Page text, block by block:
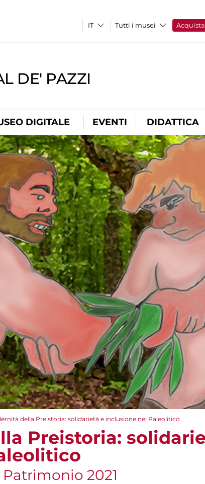
Tutti i musei Acquista
DE' PAZZI
DIGITALE EVENTI DIDATTICA
della Preistoria: solidarietà e inclusione nel Paleolitico
Preistoria:
2021